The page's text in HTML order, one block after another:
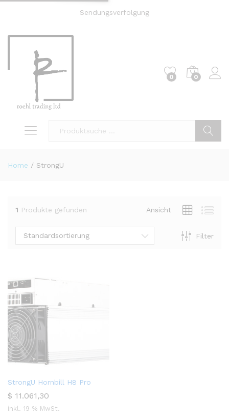
Sendungsverfolgung
0 0
Home / StrongU
1 Produkte gefunden Ansicht
Filter
Standardsortierung
StrongU Hornbill H8 Pro
$ 11.061,30
inkl. 19 % MwSt.